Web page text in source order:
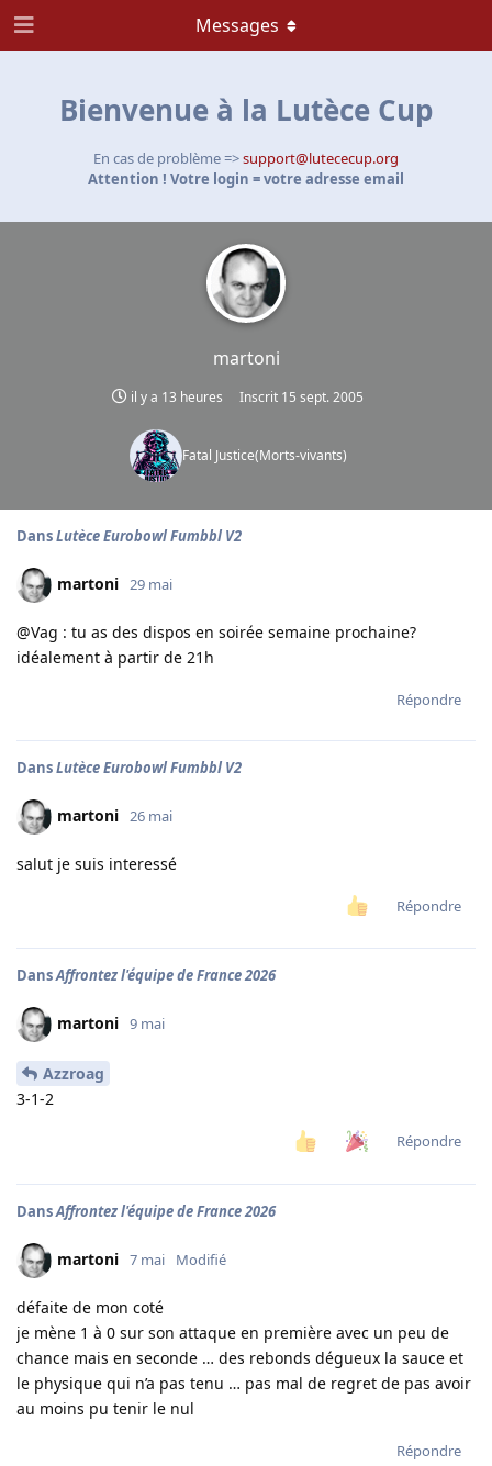
Bienvenue à la Lutèce Cup
En cas de problème =>support@lutececup.org
Attention ! Votre login = votre adresse email
martoni
il y a 13 heures Inscrit 15 sept. 2005
Fatal Justice(Morts-vivants)
Messages
DansLutèce Eurobowl Fumbbl V2
martoni 29 mai
@Vag : tu as des dispos en soirée semaine prochaine?
idéalement à partir de 21h
Répondre
DansLutèce Eurobowl Fumbbl V2
martoni 26 mai
salut je suis interessé
Répondre
DansAffrontez l'équipe de France 2026
martoni 9 mai
Azzroag
3-1-2
Répondre
DansAffrontez l'équipe de France 2026
martoni 7 mai Modifié
défaite de mon coté
je mène 1 à 0 sur son attaque en première avec un peu de
chance mais en seconde … des rebonds dégueux la sauce et
le physique qui n’a pas tenu … pas mal de regret de pas avoir
au moins pu tenir le nul
Répondre